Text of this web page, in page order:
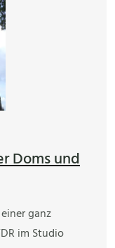
Doms und
ganz
im Studio